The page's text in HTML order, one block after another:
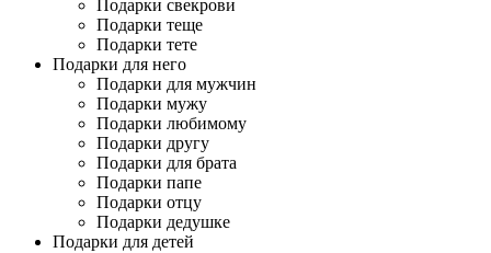
Подарки свекрови
Подарки теще
Подарки тете
Подарки для него
Подарки для мужчин
Подарки мужу
Подарки любимому
Подарки другу
Подарки для брата
Подарки папе
Подарки отцу
Подарки дедушке
Подарки для детей